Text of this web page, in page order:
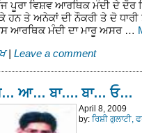
ਪੂਰਾ ਵਿਸ਼ਵ ਆਰਥਿਕ ਮੰਦੀ ਦੇ ਦੌਰ
ਹਨ ਤੇ ਅਨੇਕਾਂ ਦੀ ਨੌਕਰੀ ਤੇ ਦੋ
ਆਰਥਿਕ ਮੰਦੀ ਦਾ ਮਾਰੂ ਅਸਰ …
| Leave a comment
ਆ… ਬਾ…. ਬਾ… ਓ…
April 8, 2009
by: ਰਿਸ਼ੀ ਗੁਲਾਟੀ,